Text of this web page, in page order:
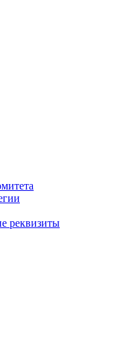
реквизиты